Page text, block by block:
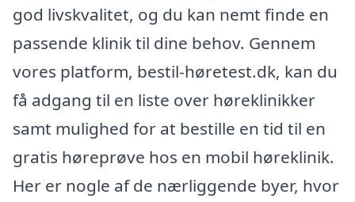
god livskvalitet, og du kan nemt finde en
passende klinik til dine behov. Gennem
vores platform, bestil-høretest.dk, kan du
få adgang til en liste over høreklinikker
samt mulighed for at bestille en tid til en
gratis høreprøve hos en mobil høreklinik.
Her er nogle af de nærliggende byer, hvor